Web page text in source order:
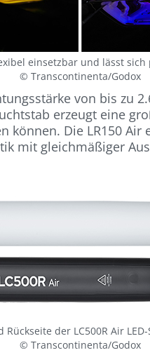
einsetzbar und lässt
© Transcontinenta/Godox
von bis zu
erzeugt eine
können. Die LR150
mit gleichmäßiger
Rückseite der LC500R Air
© Transcontinenta/Godox